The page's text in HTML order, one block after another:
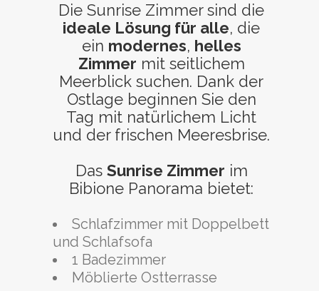
Die Sunrise Zimmer sind die
ideale Lösung für alle, die
ein modernes, helles
Zimmer mit seitlichem
Meerblick suchen. Dank der
Ostlage beginnen Sie den
Tag mit natürlichem Licht
und der frischen Meeresbrise.
Das Sunrise Zimmer im
Bibione Panorama bietet:
Schlafzimmer mit Doppelbett
und Schlafsofa
1 Badezimmer
Möblierte Ostterrasse